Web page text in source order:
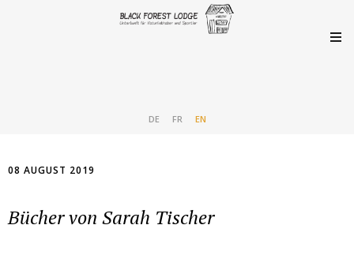
DE FR EN
08 AUGUST 2019
Bücher von Sarah Tischer